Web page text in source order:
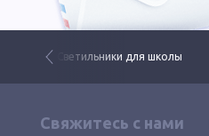
Светильники для школы
Свяжитесь с нами